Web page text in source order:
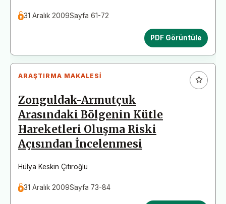
31 Aralık 2009Sayfa 61-72
PDF Görüntüle
ARAŞTIRMA MAKALESI
Zonguldak-Armutçuk
Arasındaki Bölgenin Kütle
Hareketleri Oluşma Riski
Açısından İncelenmesi
Hülya Keskin Çıtıroğlu
31 Aralık 2009Sayfa 73-84